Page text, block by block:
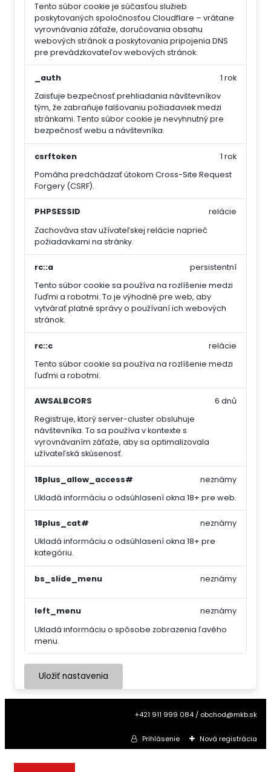
Tento súbor cookie je súčasťou služieb
poskytovaných spoločnosťou Cloudflare – vrátane
vyrovnávania záťaže, doručovania obsahu
webových stránok a poskytovania pripojenia DNS
pre prevádzkovateľov webových stránok.
_auth
Zaisťuje bezpečnosť prehliadania návštevníkov
tým, že zabraňuje falšovaniu požiadaviek medzi
stránkami. Tento súbor cookie je nevyhnutný pre
bezpečnosť webu a návštevníka.
1 rok
csrftoken
Pomáha predchádzať útokom Cross-Site Request
Forgery (CSRF).
1 rok
PHPSESSID
Zachováva stav užívateľskej relácie naprieč
požiadavkami na stránky.
relácie
rc::a
Tento súbor cookie sa používa na rozlíšenie medzi
ľuďmi a robotmi. To je výhodné pre web, aby
vytvárať platné správy o používaní ich webových
stránok.
persistentní
rc::c
Tento súbor cookie sa používa na rozlíšenie medzi
ľuďmi a robotmi.
relácie
AWSALBCORS
Registruje, ktorý server-cluster obsluhuje
návštevníka. To sa používa v kontexte s
vyrovnávaním záťaže, aby sa optimalizovala
užívateľská skúsenosť.
6 dnů
18plus_allow_access#
Ukladá informáciu o odsúhlasení okna 18+ pre web.
neznámy
18plus_cat#
Ukladá informáciu o odsúhlasení okna 18+ pre
kategóriu.
neznámy
bs_slide_menu neznámy
left_menu
Ukladá informáciu o spôsobe zobrazenia ľavého
menu.
neznámy
Uložiť nastavenia
+421 911 999 084 / obchod@mkb.sk
Prihlásenie Nová registrácia